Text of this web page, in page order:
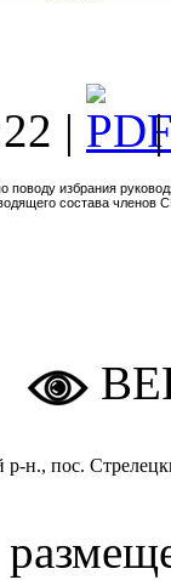
|
избрания
состава
р-н., пос.